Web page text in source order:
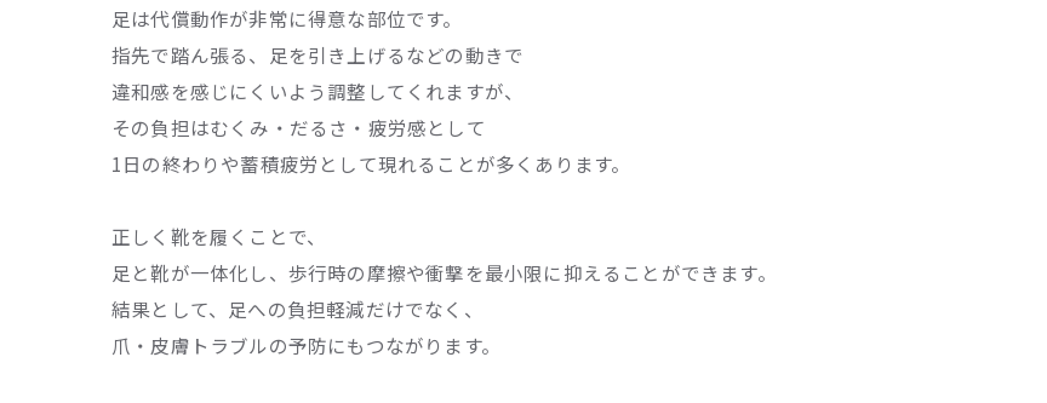
足は代償動作が非常に得意な部位です。
指先で踏ん張る、足を引き上げるなどの動きで
違和感を感じにくいよう調整してくれますが、
その負担はむくみ・だるさ・疲労感として
1日の終わりや蓄積疲労として現れることが多くあります。
正しく靴を履くことで、
足と靴が一体化し、歩行時の摩擦や衝撃を最小限に抑えることができます。
結果として、足への負担軽減だけでなく、
爪・皮膚トラブルの予防にもつながります。